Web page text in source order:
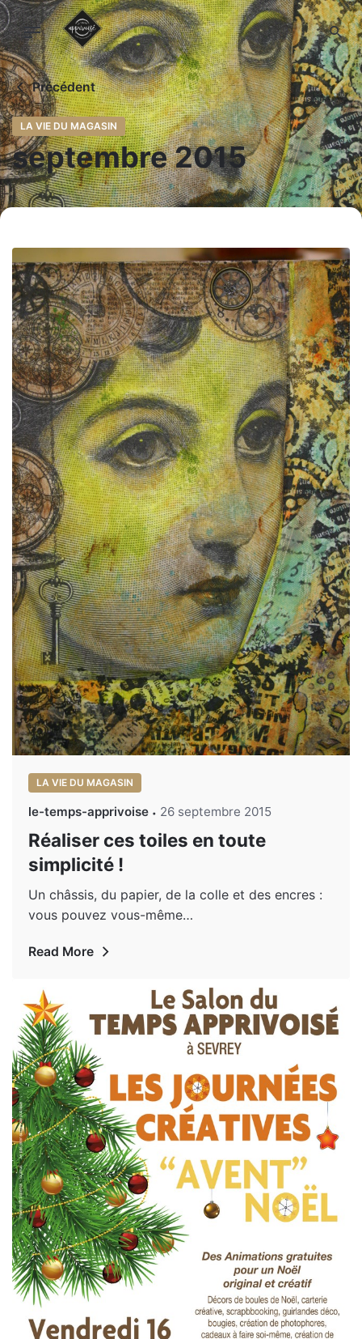
Skip
to
content
Précédent
LA VIE DU MAGASIN
septembre 2015
LA VIE DU MAGASIN
le-temps-apprivoise 26 septembre 2015
Réaliser ces toiles en toute
simplicité !
Un châssis, du papier, de la colle et des encres :
vous pouvez vous-même…
Read More